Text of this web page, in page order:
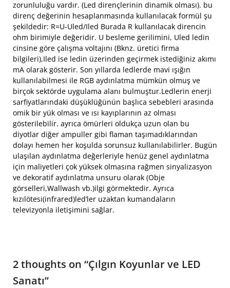
zorunluluğu vardır. (Led dirençlerinin dinamik olması). bu
direnç değerinin hesaplanmasında kullanılacak formül şu
şekildedir: R=U-Uled/Iled Burada R kullanılacak direncin
ohm birimiyle değeridir. U besleme gerilimini, Uled ledin
cinsine göre çalışma voltajını (Bknz. üretici firma
bilgileri),Iled ise ledin üzerinden geçirmek istediğiniz akımı
mA olarak gösterir. Son yıllarda ledlerde mavi ışığın
kullanılabilmesi ile RGB aydınlatma mümkün olmuş ve
birçok sektörde uygulama alanı bulmuştur.Ledlerin enerji
sarfiyatlarındaki düşüklüğünün başlıca sebebleri arasında
omik bir yük olması ve ısı kayıplarının az olması
gösterilebilir. ayrıca ömürleri oldukça uzun olan bu
diyotlar diğer ampuller gibi flaman taşımadıklarından
dolayı hemen her koşulda sorunsuz kullanılabilirler. Bugün
ulaşılan aydınlatma değerleriyle henüz genel aydınlatma
için maliyetleri çok yüksek olmasına rağmen sinyalizasyon
ve dekoratif aydınlatma unsuru olarak (Obje
görselleri,Wallwash vb.)ilgi görmektedir. Ayrıca
kızılötesi(infrared)led’ler uzaktan kumandaların
televizyonla iletişimini sağlar.
2 thoughts on “Çılgın Koyunlar ve LED
Sanatı”